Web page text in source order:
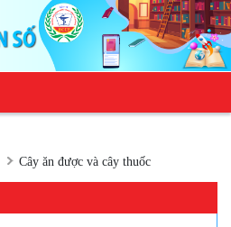
Cây ăn được và cây thuốc